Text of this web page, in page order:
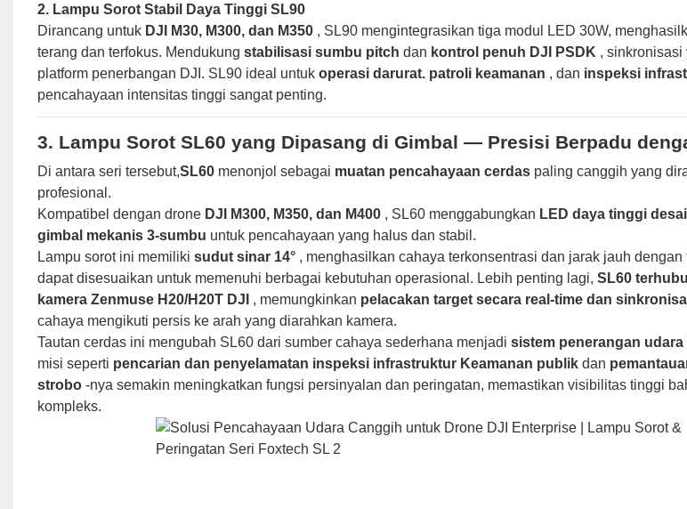
2. Lampu Sorot Stabil Daya Tinggi SL90
Dirancang untuk DJI M30, M300, dan M350, SL90 mengintegrasikan tiga modul LED 30W,
terang dan terfokus. Mendukung stabilisasi sumbu pitch dan kontrol penuh DJI PSDK , sinkronisasi
platform penerbangan DJI. SL90 ideal untuk operasi darurat. patroli keamanan , dan inspeksi
pencahayaan intensitas tinggi sangat penting.
3. Lampu Sorot SL60 yang Dipasang di Gimbal — Presisi Berpadu
Di antara seri tersebut,SL60menonjol sebagai muatan pencahayaan cerdaspaling canggih yang
profesional.
Kompatibel dengan drone DJI M300, M350, dan M400, SL60 menggabungkan LED daya tinggi
gimbal mekanis 3-sumbu untuk pencahayaan yang halus dan stabil.
Lampu sorot ini memiliki sudut sinar 14°, menghasilkan cahaya terkonsentrasi dan jarak jauh dengan
dapat disesuaikan untuk memenuhi berbagai kebutuhan operasional. Lebih penting lagi, SL60
kamera Zenmuse H20/H20T DJI , memungkinkan pelacakan target secara real-time dan
cahaya mengikuti persis ke arah yang diarahkan kamera.
Tautan cerdas ini mengubah SL60 dari sumber cahaya sederhana menjadi sistem penerangan udara
misi seperti pencarian dan penyelamatan inspeksi infrastruktur Keamanan publikdan
strobo-nya semakin meningkatkan fungsi persinyalan dan peringatan, memastikan visibilitas tinggi
kompleks.